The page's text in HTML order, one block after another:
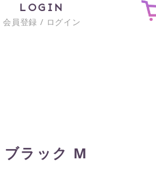
LOGIN
会員登録 / ログイン
ラック M